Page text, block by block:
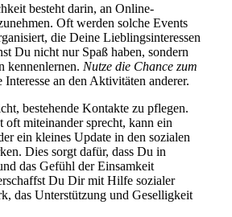
besteht darin, an Online-
Oft werden solche Events
die Deine Lieblingsinteressen
Du nicht nur Spaß haben, sondern
kennenlernen. Nutze die Chance zum
Interesse an den Aktivitäten anderer.
bestehende Kontakte zu pflegen.
miteinander sprecht, kann ein
ein kleines Update in den sozialen
Dies sorgt dafür, dass Du in
das Gefühl der Einsamkeit
Du Dir mit Hilfe sozialer
das Unterstützung und Geselligkeit